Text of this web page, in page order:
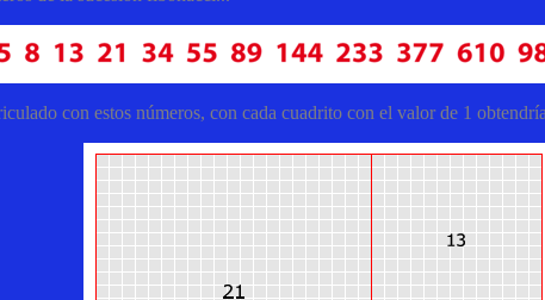
con estos números, con cada cuadrito con el valor de 1